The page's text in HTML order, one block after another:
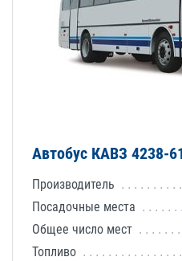
Автобус КАВЗ 4238-
Производитель
Посадочные места
Общее число мест
Топливо